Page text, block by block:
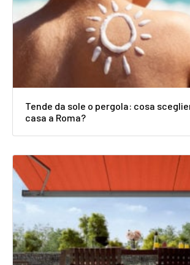
Tende da sole o pergola: cosa
casa a Roma?